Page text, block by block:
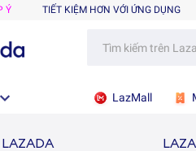
Ý TIẾT KIỆM HƠN VỚI ỨNG DỤNG
LazMall
LAZADA